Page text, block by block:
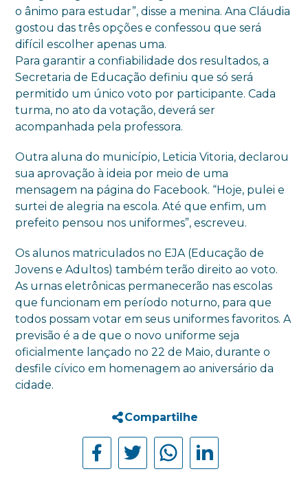
o ânimo para estudar”, disse a menina. Ana Cláudia
gostou das três opções e confessou que será
difícil escolher apenas uma.
Para garantir a confiabilidade dos resultados, a
Secretaria de Educação definiu que só será
permitido um único voto por participante. Cada
turma, no ato da votação, deverá ser
acompanhada pela professora.
Outra aluna do município, Leticia Vitoria, declarou
sua aprovação à ideia por meio de uma
mensagem na página do Facebook. “Hoje, pulei e
surtei de alegria na escola. Até que enfim, um
prefeito pensou nos uniformes”, escreveu.
Os alunos matriculados no EJA (Educação de
Jovens e Adultos) também terão direito ao voto.
As urnas eletrônicas permanecerão nas escolas
que funcionam em período noturno, para que
todos possam votar em seus uniformes favoritos. A
previsão é a de que o novo uniforme seja
oficialmente lançado no 22 de Maio, durante o
desfile cívico em homenagem ao aniversário da
cidade.
Compartilhe